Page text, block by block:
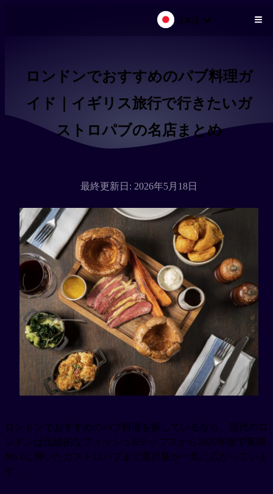
日本語
ロンドンでおすすめのパブ料理ガ
イド｜イギリス旅行で行きたいガ
ストロパブの名店まとめ
最終更新日: 2026年5月18日
ロンドンでおすすめのパブ料理を探しているなら、現代のロ
ンドンは伝統的なフィッシュ&チップスから2026年版で英国
No.1に輝いたガストロパブまで選択肢が一気に広がっていま
す。